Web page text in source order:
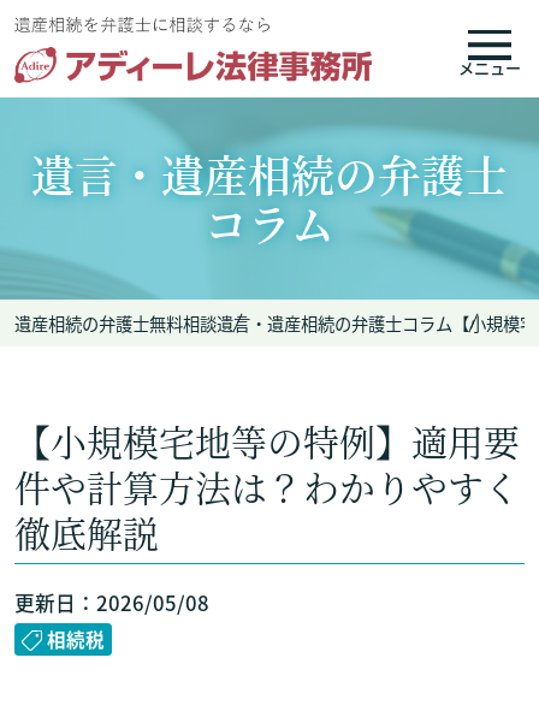
メニュー
遺言・遺産相続の弁護士
コラム
遺産相続の弁護士無料相談遺言・遺産相続の弁護士コラム 【小規模
【小規模宅地等の特例】適用要
件や計算方法は？わかりやすく
徹底解説
更新日：2026/05/08
相続税